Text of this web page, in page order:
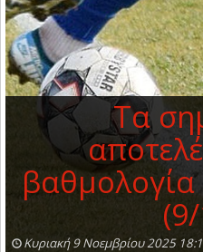
Τα
Κυριακή 9 Νοεμβρίου 2025